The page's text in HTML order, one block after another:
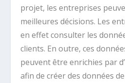
projet, les entreprises
meilleures décisions. Les
en effet consulter les
clients. En outre, ces
peuvent être enrichies par
afin de créer des données